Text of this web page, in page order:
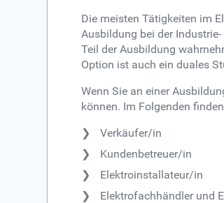
Die meisten Tätigkeiten im
Ausbildung bei der
Teil der Ausbildung
Option ist auch ein duales
Wenn Sie an einer
können. Im Folgenden
Verkäufer/in
Kundenbetreuer/in
Elektroinstallateur/in
Elektrofachhändler und